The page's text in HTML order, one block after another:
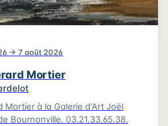
→ 7 août 2026
Mortier
Mortier à la Galerie d'Art Joël
Bournonville. 03.21.33.65.38.